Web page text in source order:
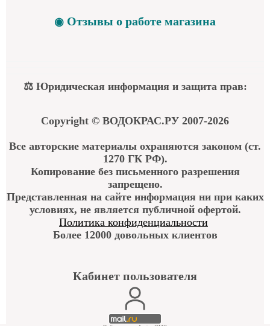
◉ Отзывы о работе магазина
⚖ Юридическая информация и защита прав:
Copyright © ВОДОКРАС.РУ 2007-2026
Все авторские материалы охраняются законом (ст.
1270 ГК РФ).
Копирование без письменного разрешения
запрещено.
Представленная на сайте информация ни при каких
условиях, не является публичной офертой.
Политика конфиденциальности
Более 12000 довольных клиентов
Кабинет пользователя